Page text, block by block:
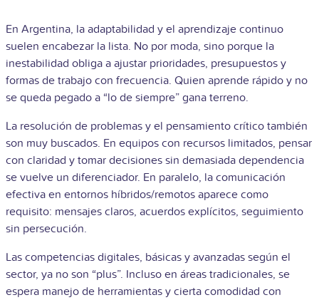
En Argentina, la adaptabilidad y el aprendizaje continuo
suelen encabezar la lista. No por moda, sino porque la
inestabilidad obliga a ajustar prioridades, presupuestos y
formas de trabajo con frecuencia. Quien aprende rápido y no
se queda pegado a “lo de siempre” gana terreno.
La resolución de problemas y el pensamiento crítico también
son muy buscados. En equipos con recursos limitados, pensar
con claridad y tomar decisiones sin demasiada dependencia
se vuelve un diferenciador. En paralelo, la comunicación
efectiva en entornos híbridos/remotos aparece como
requisito: mensajes claros, acuerdos explícitos, seguimiento
sin persecución.
Las competencias digitales, básicas y avanzadas según el
sector, ya no son “plus”. Incluso en áreas tradicionales, se
espera manejo de herramientas y cierta comodidad con